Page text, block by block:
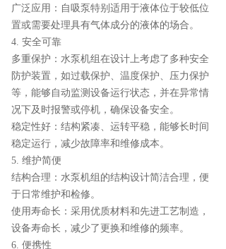
广泛应用：自吸泵特别适用于液体位于较低位
置或需要处理具有气体成分的液体的场合。
4. 安全可靠
多重保护：水泵机组在设计上考虑了多种安全
防护装置，如过载保护、温度保护、压力保护
等，能够自动监测设备运行状态，并在异常情
况下及时报警或停机，确保设备安全。
稳定性好：结构紧凑、运转平稳，能够长时间
稳定运行，减少故障率和维修成本。
5. 维护简便
结构合理：水泵机组的结构设计简洁合理，便
于日常维护和检修。
使用寿命长：采用优质材料和先进工艺制造，
设备寿命长，减少了更换和维修的频率。
6. 便携性